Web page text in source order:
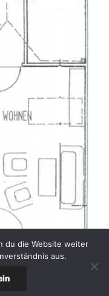
du die Website weiter
aus.